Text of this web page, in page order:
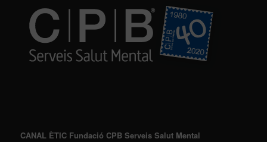
CANAL ÈTIC Fundació CPB Serveis Salut Mental